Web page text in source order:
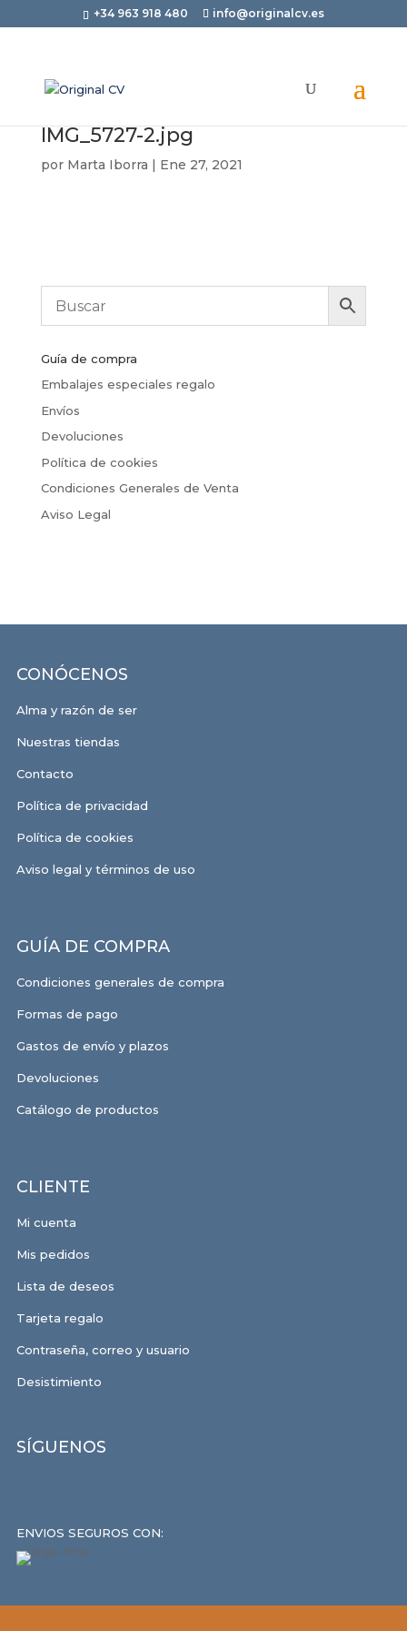
+34 963 918 480 info@originalcv.es
IMG_5727-2.jpg
por Marta Iborra | Ene 27, 2021
Guía de compra
Embalajes especiales regalo
Envíos
Devoluciones
Política de cookies
Condiciones Generales de Venta
Aviso Legal
CONÓCENOS
Alma y razón de ser
Nuestras tiendas
Contacto
Política de privacidad
Política de cookies
Aviso legal y términos de uso
GUÍA DE COMPRA
Condiciones generales de compra
Formas de pago
Gastos de envío y plazos
Devoluciones
Catálogo de productos
CLIENTE
Mi cuenta
Mis pedidos
Lista de deseos
Tarjeta regalo
Contraseña, correo y usuario
Desistimiento
SÍGUENOS
ENVIOS SEGUROS CON: